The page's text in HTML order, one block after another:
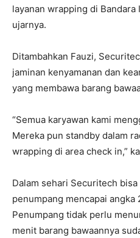
layanan wrapping di Bandara
ujarnya.
Ditambahkan Fauzi,
jaminan kenyamanan dan
yang membawa barang
“Semua karyawan kami
Mereka pun standby dalam
wrapping di area check in,”
Dalam sehari Securitech
penumpang mencapai angka
Penumpang tidak perlu
menit barang bawaannya